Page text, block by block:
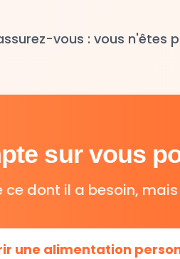
vous : vous n'êtes
sur vous
ce dont il a besoin,
une alimentation